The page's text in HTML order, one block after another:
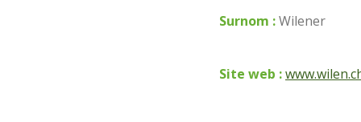
Surnom :Wilener
Site web :